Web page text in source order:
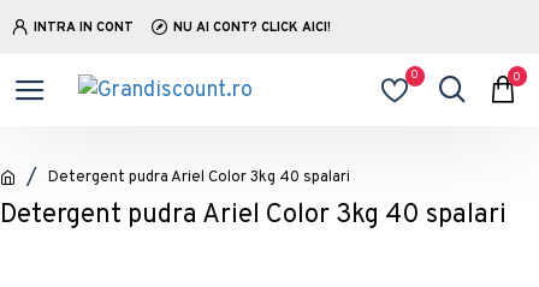
INTRA IN CONT NU AI CONT? CLICK AICI!
0 0
Detergent pudra Ariel Color 3kg 40 spalari
Detergent pudra Ariel Color 3kg 40 spalari